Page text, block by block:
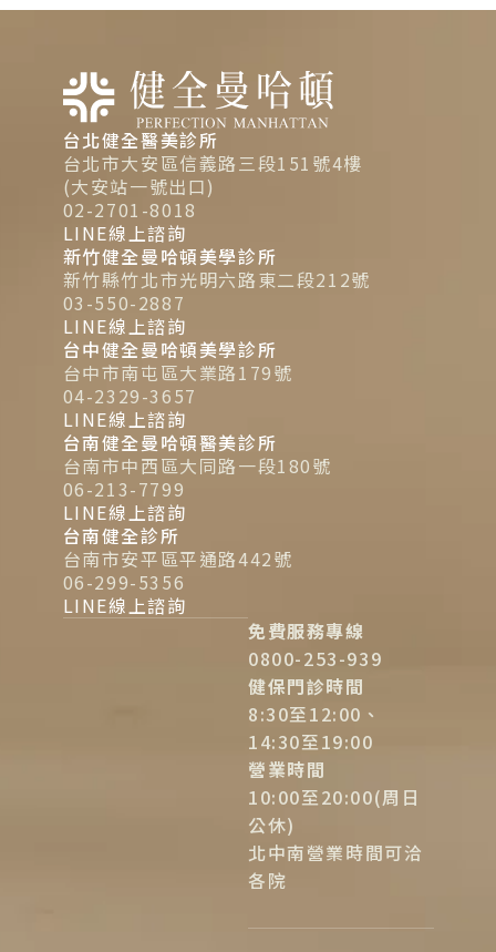
台北健全醫美診所
台北市大安區信義路三段151號4樓
(大安站一號出口)
02-2701-8018
LINE線上諮詢
新竹健全曼哈頓美學診所
新竹縣竹北市光明六路東二段212號
03-550-2887
LINE線上諮詢
台中健全曼哈頓美學診所
台中市南屯區大業路179號
04-2329-3657
LINE線上諮詢
台南健全曼哈頓醫美診所
台南市中西區大同路一段180號
06-213-7799
LINE線上諮詢
台南健全診所
台南市安平區平通路442號
06-299-5356
LINE線上諮詢
免費服務專線
0800-253-939
健保門診時間
8:30至12:00、
14:30至19:00
營業時間
10:00至20:00(周日
公休)
北中南營業時間可洽
各院